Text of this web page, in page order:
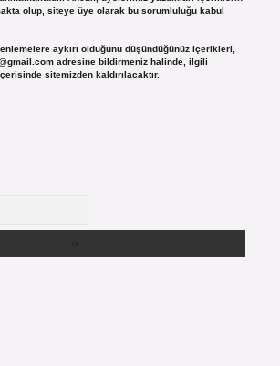
olup, siteye üye olarak bu sorumluluğu kabul
aykırı olduğunu düşündüğünüz içerikleri,
adresine bildirmeniz halinde, ilgili
sitemizden kaldırılacaktır.